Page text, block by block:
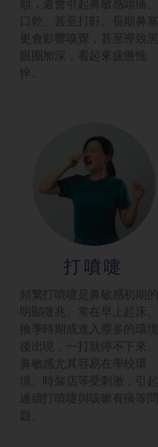
順，還會引起鼻敏感頭痛、
口乾、甚至打鼾。長期鼻塞
更會影響嗅覺，甚至導致黑
眼圈加深，看起來疲憊憔
悴。
打噴嚏
頻繁打噴嚏是鼻敏感初期的
明顯徵兆。常在早上起床、
換季時期或進入塵多的環境
後出現，一打就停不下來。
鼻敏感尤其容易在學校環
境、時裝店等受刺激，引起
連續打噴嚏與咳嗽有痰等問